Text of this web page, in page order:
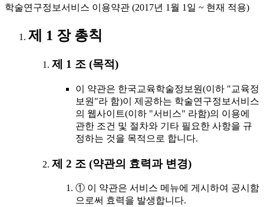
학술연구정보서비스 이용약관 (2017년 1월 1일 ~ 현재 적용)
제 1 장 총칙
제 1 조 (목적)
이 약관은 한국교육학술정보원(이하 "교육정
보원"라 함)이 제공하는 학술연구정보서비스
의 웹사이트(이하 "서비스" 라함)의 이용에
관한 조건 및 절차와 기타 필요한 사항을 규
정하는 것을 목적으로 합니다.
제 2 조 (약관의 효력과 변경)
① 이 약관은 서비스 메뉴에 게시하여 공시함
으로써 효력을 발생합니다.